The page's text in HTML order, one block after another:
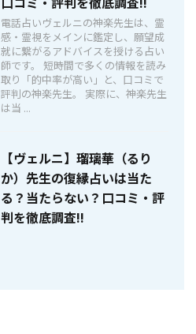
電話占いヴェルニの神楽先生は、霊
感・霊視をメインに鑑定し、願望成
就に繋がるアドバイスを授ける占い
師です。 短時間で多くの情報を読み
取り「的中率が高い」と、口コミで
評判の神楽先生。 実際に、神楽先生
は当 ...
【ヴェルニ】瑠璃華（るり
か）先生の復縁占いは当た
る？当たらない？口コミ・評
判を徹底調査!!